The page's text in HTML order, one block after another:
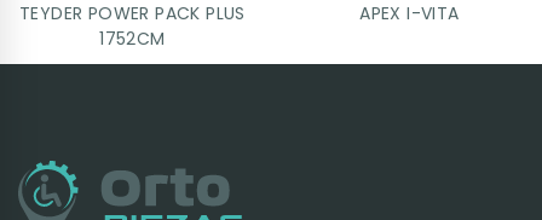
TEYDER POWER PACK PLUS
1752CM
APEX I-VITA